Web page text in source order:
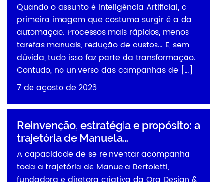
Quando o assunto é Inteligência Artificial, a
primeira imagem que costuma surgir é a da
automação. Processos mais rápidos, menos
tarefas manuais, redução de custos… E, sem
dúvida, tudo isso faz parte da transformação.
Contudo, no universo das campanhas de […]
7 de agosto de 2026
Reinvenção, estratégia e propósito: a
trajetória de Manuela…
A capacidade de se reinventar acompanha
toda a trajetória de Manuela Bertoletti,